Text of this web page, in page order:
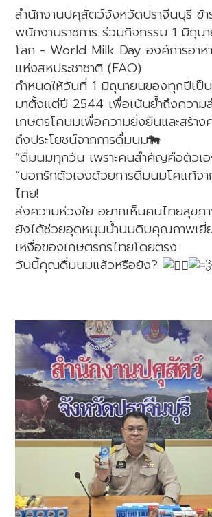
สำนักงานปศุสัตว์จังหวัดปราจีนบุรี ข้า
พนักงานราชการ ร่วมกิจกรรม 1 มิถุ
โลก - World Milk Day องค์การอาห
แห่งสหประชาชาติ (FAO)
กำหนดให้วันที่ 1 มิถุนายนของทุกปีเ
มาตั้งแต่ปี 2544 เพื่อเน้นย้ำถึงควา
เกษตรโคนมเพื่อความยั่งยืนและสร้าง
ถึงประโยชน์จากการดื่มนม🐄
“ดื่มนมทุกวัน เพราะคนสำคัญคือตัวเ
“บอกรักตัวเองด้วยการดื่มนมโคแท้จ
ไทย!
ส่งความห่วงใย อยากเห็นคนไทยสุข
ยังได้ช่วยอุดหนุนน้ำนมดิบคุณภาพเยี่
เหงื่อของเกษตรกรไทยโดยตรง
วันนี้คุณดื่มนมแล้วหรือยัง?